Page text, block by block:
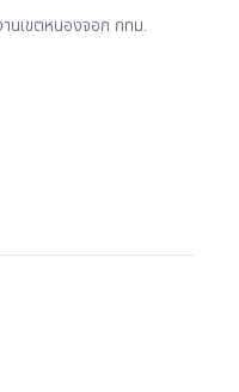
นเขตหนองจอก กทม.